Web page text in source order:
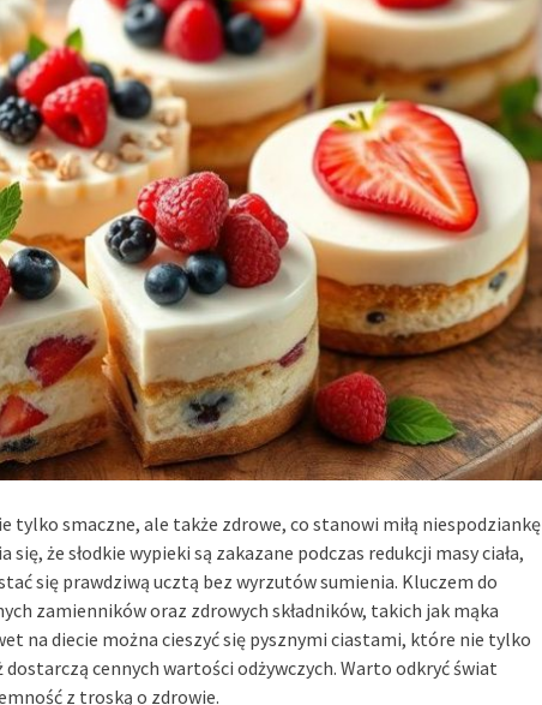
tylko smaczne, ale także zdrowe, co stanowi miłą niespodziankę
że słodkie wypieki są zakazane podczas redukcji masy ciała,
się prawdziwą ucztą bez wyrzutów sumienia. Kluczem do
zamienników oraz zdrowych składników, takich jak mąka
na diecie można cieszyć się pysznymi ciastami, które nie tylko
cennych wartości odżywczych. Warto odkryć świat
z troską o zdrowie.